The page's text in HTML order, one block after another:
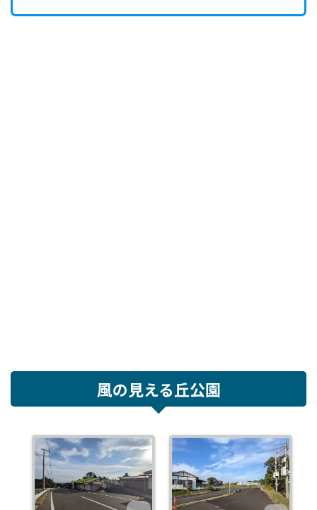
風の見える丘公園